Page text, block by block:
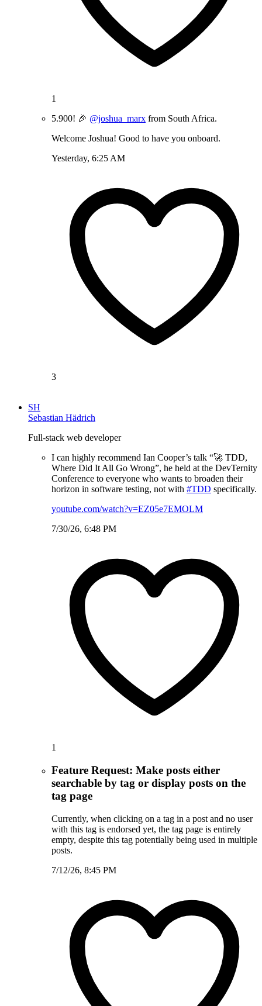
1
5.900! 🎉 @joshua_marx from South Africa.
Welcome Joshua! Good to have you onboard.
Yesterday, 6:25 AM
3
SH
Sebastian Hädrich
Full-stack web developer
I can highly recommend Ian Cooper’s talk “🚀 TDD,
Where Did It All Go Wrong”, he held at the DevTernity
Conference to everyone who wants to broaden their
horizon in software testing, not with #TDD specifically.
youtube.com/watch?v=EZ05e7EMOLM
7/30/26, 6:48 PM
1
Feature Request: Make posts either
searchable by tag or display posts on the
tag page
Currently, when clicking on a tag in a post and no user
with this tag is endorsed yet, the tag page is entirely
empty, despite this tag potentially being used in multiple
posts.
7/12/26, 8:45 PM